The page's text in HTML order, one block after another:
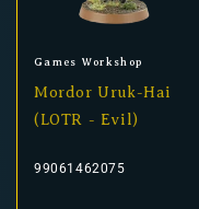
Anbieter:
Games Workshop
Mordor Uruk-Hai
(LOTR - Evil)
99061462075